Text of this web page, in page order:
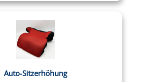
Auto-Sitzerhöhung